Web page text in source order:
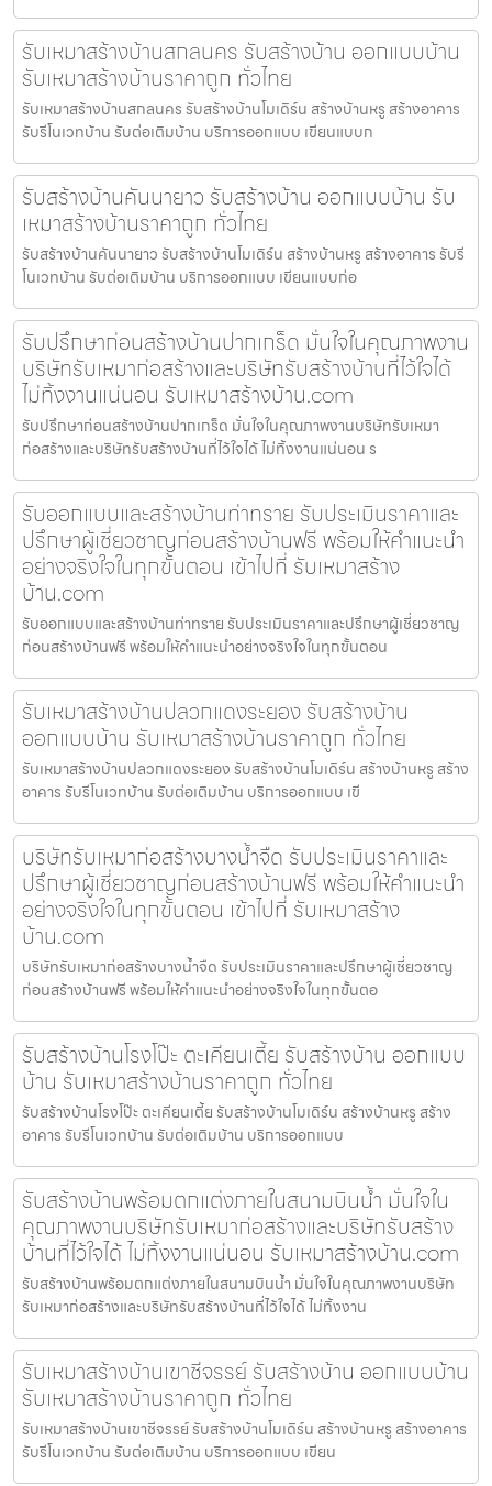
รับเหมาสร้างบ้านสกลนคร รับสร้างบ้าน ออกแบบบ้าน
รับเหมาสร้างบ้านราคาถูก ทั่วไทย
รับเหมาสร้างบ้านสกลนคร รับสร้างบ้านโมเดิร์น สร้างบ้านหรู สร้างอาคาร
รับรีโนเวทบ้าน รับต่อเติมบ้าน บริการออกแบบ เขียนแบบก
รับสร้างบ้านคันนายาว รับสร้างบ้าน ออกแบบบ้าน รับ
เหมาสร้างบ้านราคาถูก ทั่วไทย
รับสร้างบ้านคันนายาว รับสร้างบ้านโมเดิร์น สร้างบ้านหรู สร้างอาคาร รับรี
โนเวทบ้าน รับต่อเติมบ้าน บริการออกแบบ เขียนแบบก่อ
รับปรึกษาก่อนสร้างบ้านปากเกร็ด มั่นใจในคุณภาพงาน
บริษัทรับเหมาก่อสร้างและบริษัทรับสร้างบ้านที่ไว้ใจได้
ไม่ทิ้งงานแน่นอน รับเหมาสร้างบ้าน.com
รับปรึกษาก่อนสร้างบ้านปากเกร็ด มั่นใจในคุณภาพงานบริษัทรับเหมา
ก่อสร้างและบริษัทรับสร้างบ้านที่ไว้ใจได้ ไม่ทิ้งงานแน่นอน ร
รับออกแบบและสร้างบ้านท่าทราย รับประเมินราคาและ
ปรึกษาผู้เชี่ยวชาญก่อนสร้างบ้านฟรี พร้อมให้คำแนะนำ
อย่างจริงใจในทุกขั้นตอน เข้าไปที่ รับเหมาสร้าง
บ้าน.com
รับออกแบบและสร้างบ้านท่าทราย รับประเมินราคาและปรึกษาผู้เชี่ยวชาญ
ก่อนสร้างบ้านฟรี พร้อมให้คำแนะนำอย่างจริงใจในทุกขั้นตอน
รับเหมาสร้างบ้านปลวกแดงระยอง รับสร้างบ้าน
ออกแบบบ้าน รับเหมาสร้างบ้านราคาถูก ทั่วไทย
รับเหมาสร้างบ้านปลวกแดงระยอง รับสร้างบ้านโมเดิร์น สร้างบ้านหรู สร้าง
อาคาร รับรีโนเวทบ้าน รับต่อเติมบ้าน บริการออกแบบ เขี
บริษัทรับเหมาก่อสร้างบางน้ำจืด รับประเมินราคาและ
ปรึกษาผู้เชี่ยวชาญก่อนสร้างบ้านฟรี พร้อมให้คำแนะนำ
อย่างจริงใจในทุกขั้นตอน เข้าไปที่ รับเหมาสร้าง
บ้าน.com
บริษัทรับเหมาก่อสร้างบางน้ำจืด รับประเมินราคาและปรึกษาผู้เชี่ยวชาญ
ก่อนสร้างบ้านฟรี พร้อมให้คำแนะนำอย่างจริงใจในทุกขั้นตอ
รับสร้างบ้านโรงโป๊ะ ตะเคียนเตี้ย รับสร้างบ้าน ออกแบบ
บ้าน รับเหมาสร้างบ้านราคาถูก ทั่วไทย
รับสร้างบ้านโรงโป๊ะ ตะเคียนเตี้ย รับสร้างบ้านโมเดิร์น สร้างบ้านหรู สร้าง
อาคาร รับรีโนเวทบ้าน รับต่อเติมบ้าน บริการออกแบบ
รับสร้างบ้านพร้อมตกแต่งภายในสนามบินน้ำ มั่นใจใน
คุณภาพงานบริษัทรับเหมาก่อสร้างและบริษัทรับสร้าง
บ้านที่ไว้ใจได้ ไม่ทิ้งงานแน่นอน รับเหมาสร้างบ้าน.com
รับสร้างบ้านพร้อมตกแต่งภายในสนามบินน้ำ มั่นใจในคุณภาพงานบริษัท
รับเหมาก่อสร้างและบริษัทรับสร้างบ้านที่ไว้ใจได้ ไม่ทิ้งงาน
รับเหมาสร้างบ้านเขาชีจรรย์ รับสร้างบ้าน ออกแบบบ้าน
รับเหมาสร้างบ้านราคาถูก ทั่วไทย
รับเหมาสร้างบ้านเขาชีจรรย์ รับสร้างบ้านโมเดิร์น สร้างบ้านหรู สร้างอาคาร
รับรีโนเวทบ้าน รับต่อเติมบ้าน บริการออกแบบ เขียน